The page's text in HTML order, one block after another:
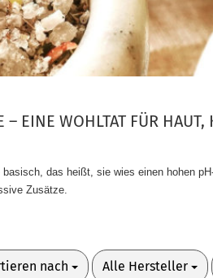
– EINE WOHLTAT FÜR HAUT,
das heißt, sie wies einen hohen
Zusätze.
nach
nach Alle Hersteller
pro Seite